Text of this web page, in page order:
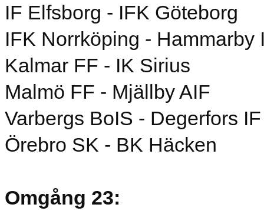
IF Elfsborg - IFK Göteborg
IFK Norrköping - Hammarby
Kalmar FF - IK Sirius
Malmö FF - Mjällby AIF
Varbergs BoIS - Degerfors IF
Örebro SK - BK Häcken
Omgång 23: